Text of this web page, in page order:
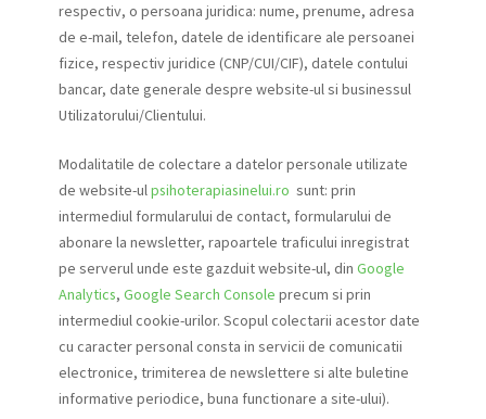
respectiv, o persoana juridica: nume, prenume, adresa
de e-mail, telefon, datele de identificare ale persoanei
fizice, respectiv juridice (CNP/CUI/CIF), datele contului
bancar, date generale despre website-ul si businessul
Utilizatorului/Clientului.
Modalitatile de colectare a datelor personale utilizate
de website-ulpsihoterapiasinelui.ro sunt: prin
intermediul formularului de contact, formularului de
abonare la newsletter, rapoartele traficului inregistrat
pe serverul unde este gazduit website-ul, din Google
Analytics, Google Search Console precum si prin
intermediul cookie-urilor. Scopul colectarii acestor date
cu caracter personal consta in servicii de comunicatii
electronice, trimiterea de newslettere si alte buletine
informative periodice, buna functionare a site-ului).